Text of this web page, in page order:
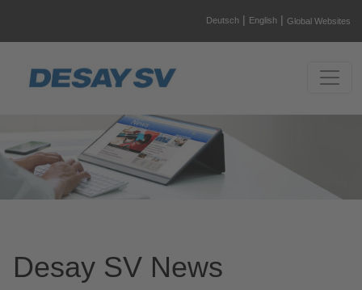
Deutsch | English | Global Websites
Desay SV News